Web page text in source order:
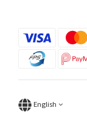
English